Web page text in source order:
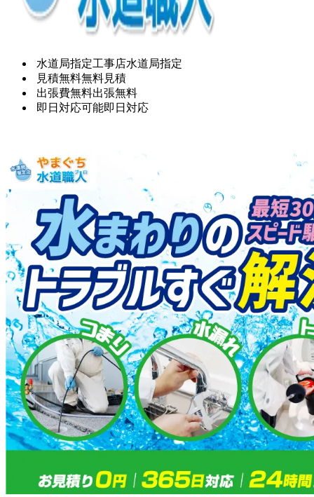
水道局指定工事店水道局指定
見積無料無料見積
出張費無料出張無料
即日対応可能即日対応